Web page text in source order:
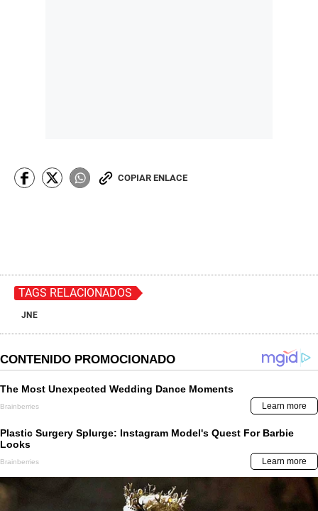
COPIAR ENLACE
TAGS RELACIONADOS
JNE